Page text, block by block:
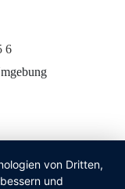
6
von Dritten,
und